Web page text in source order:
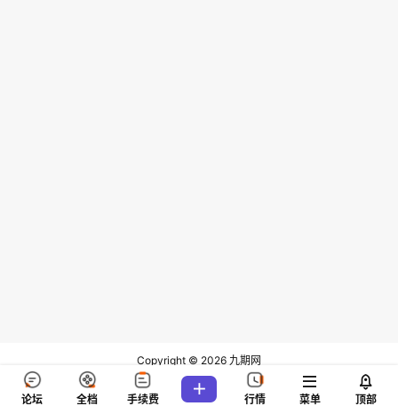
Copyright © 2026 九期网
查询 46 次，耗时 0.1292 秒
论坛 全档 手续费 行情 菜单 顶部